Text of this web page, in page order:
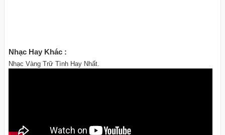
Nhạc Hay Khác :
Nhạc Vàng Trữ Tình Hay Nhất.